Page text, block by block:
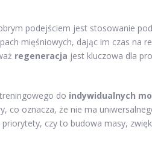
podejściem jest stosowanie
mięśniowych, dając im czas na
regeneracja jest kluczowa dla
do indywidualnych
co oznacza, że nie ma
czy to budowa masy,